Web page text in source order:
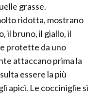
grasse.
ridotta, mostrano
il bruno, il giallo, il
protette da uno
attaccano prima la
essere la più
apici. Le cocciniglie si